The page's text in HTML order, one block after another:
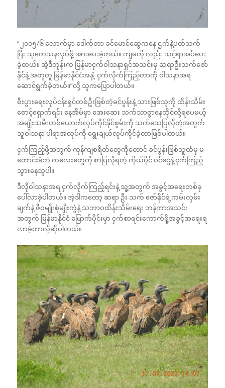
“၂၀၀၅/၆ လောက်မှာ ဒေါက်တာ ခင်မောင်ဆွေကနေ ဌက်နဲ့ပတ်သက်
ပြီး သုတေသနလုပ်ဖို့ အားပေးခဲ့တယ်။ ကျမကို လည်း သင့်ရာအပ်ပေး
ခဲ့တယ်။ အဲ့ဒီတုန်းက မြန်မာငှက်ဝါသနာရှင်အသင်းမှ ဆရာဦးသက်ဇော်
နိုင်နဲ့ အတူတူ မြန်မာနိုင်ငံအနှံ့ ငှက်လိုက်ကြည့်တာကို ဝါသနာအရ
ဆောင်ရွက်ခဲ့တယ်။”လို့ သူကပြောပါတယ်။
စီးပွားရေးလုပ်ငန်းရှင်တစ်ဦးဖြစ်တဲ့ခင်ပွန်းနဲ့ သားဖြစ်သူကို ထိန်းသိမ်း
စောင့်ရှောက်ရင်း နေအိမ်မှာ အေးဆေး သက်သာစွာနေထိုင်လို့ရပေမယ့်
အမျိုးသမီးတစ်ယောက်လုပ်ကိုင်နိုင်စွမ်းကို သက်သေပြလိုတဲ့အတွက်
သူဝါသနာ ပါရာအလုပ်ကို ရွေးချယ်လုပ်ကိုင်ခဲ့တာဖြစ်ပါတယ်။
ငှက်ကြည့်ဖို့အတွက် ကုန်ကျစရိတ်တွေကိုတောင် ခင်ပွန်းဖြစ်သူထံမှ မ
တောင်းခံဘဲ ကလေးတွေကို စာပြလိုရတဲ့ ကိုယ်ပိုင် ဝင်ငွေနဲ့ ငှက်ကြည့်
သွားနေသူပါ။
ဒီလိုဝါသနာအရ ငှက်လိုက်ကြည့်ရင်းနဲ့ သူ့အတွက် အခွင့်အရေးတစ်ခု
ပေါ်လာခဲ့ပါတယ်။ အဲ့ဒါကတော့ ဆရာ ဦး သက် ဇော်နိုင်ရဲ့ကမ်းလှမ်း
ချက်နဲ့ ဇီဝမျိုးစုံမျိုးကွဲနဲ့ သဘာဝထိန်းသိမ်းရေး ဘန်ကာအသင်း
အတွက် မြန်မာနိုင်ငံ မြောက်ပိုင်းမှာ ငှက်စာရင်းကောက်ဖို့အခွင့်အရေးရ
လာခဲ့တာလို့ဆိုပါတယ်။